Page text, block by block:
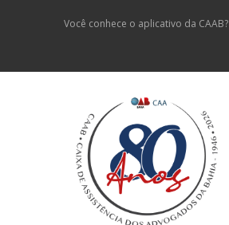
Você conhece o aplicativo da CAAB?